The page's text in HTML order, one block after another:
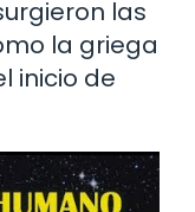
las
la griega
inicio de